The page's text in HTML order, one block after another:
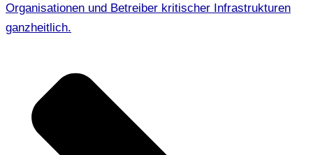
Organisationen und Betreiber kritischer Infrastrukturen
ganzheitlich.